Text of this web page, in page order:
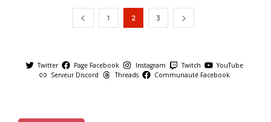
1 2 3
Twitter Page Facebook Instagram Twitch
YouTube
Serveur Discord
Threads Communauté Facebook